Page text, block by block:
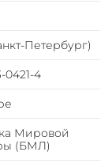
Петербург)
0421-4
Мировой
(БМЛ)